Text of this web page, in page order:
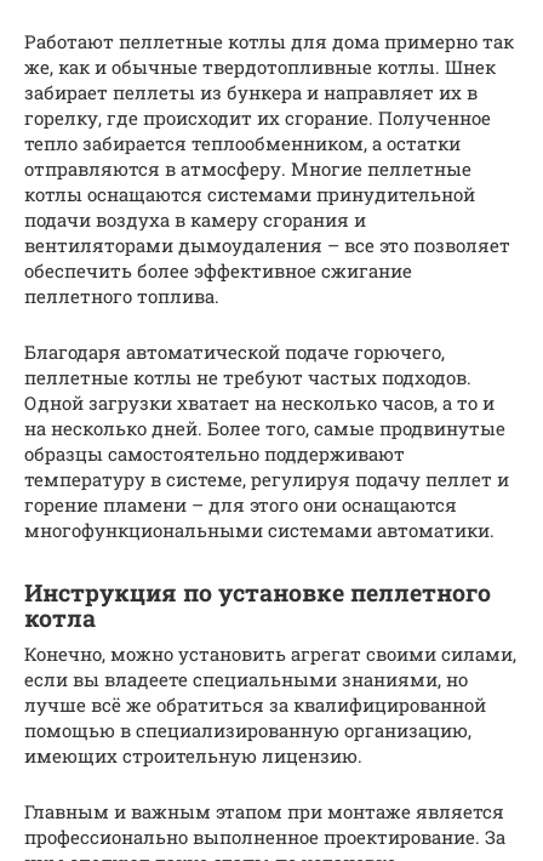
Работают пеллетные котлы для дома примерно так
же, как и обычные твердотопливные котлы. Шнек
забирает пеллеты из бункера и направляет их в
горелку, где происходит их сгорание. Полученное
тепло забирается теплообменником, а остатки
отправляются в атмосферу. Многие пеллетные
котлы оснащаются системами принудительной
подачи воздуха в камеру сгорания и
вентиляторами дымоудаления – все это позволяет
обеспечить более эффективное сжигание
пеллетного топлива.
Благодаря автоматической подаче горючего,
пеллетные котлы не требуют частых подходов.
Одной загрузки хватает на несколько часов, а то и
на несколько дней. Более того, самые продвинутые
образцы самостоятельно поддерживают
температуру в системе, регулируя подачу пеллет и
горение пламени – для этого они оснащаются
многофункциональными системами автоматики.
Инструкция по установке пеллетного
котла
Конечно, можно установить агрегат своими силами,
если вы владеете специальными знаниями, но
лучше всё же обратиться за квалифицированной
помощью в специализированную организацию,
имеющих строительную лицензию.
Главным и важным этапом при монтаже является
профессионально выполненное проектирование. За